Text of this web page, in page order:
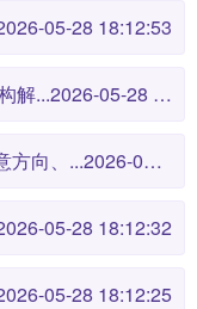
05-28 18:12:53
解... 2026-05-28 18:12:46
方向、... 2026-05-28 18:12:38
05-28 18:12:32
05-28 18:12:25